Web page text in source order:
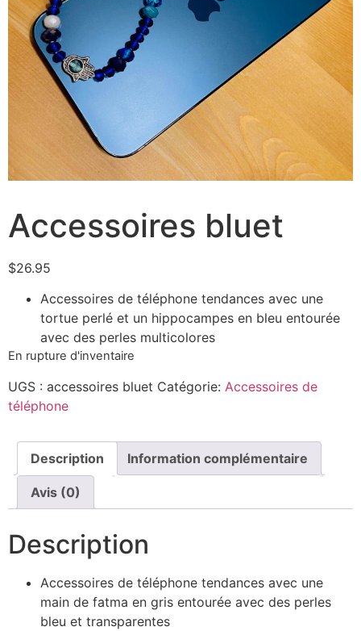
Accessoires bluet
$26.95
Accessoires de téléphone tendances avec une
tortue perlé et un hippocampes en bleu entourée
avec des perles multicolores
En rupture d'inventaire
UGS : accessoires bluet Catégorie: Accessoires de
téléphone
Description Information complémentaire
Avis (0)
Description
Accessoires de téléphone tendances avec une
main de fatma en gris entourée avec des perles
bleu et transparentes